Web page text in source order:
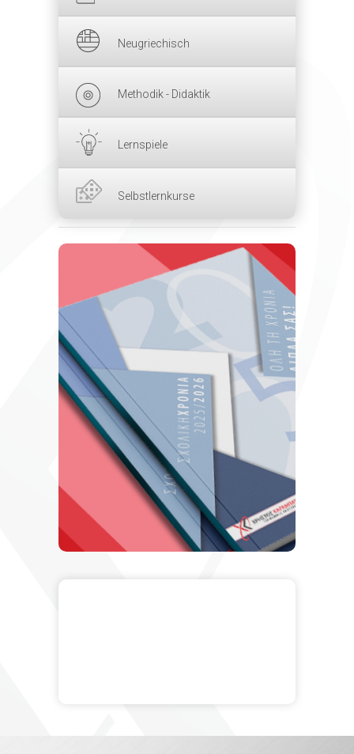
Neugriechisch
Methodik - Didaktik
Lernspiele
Selbstlernkurse